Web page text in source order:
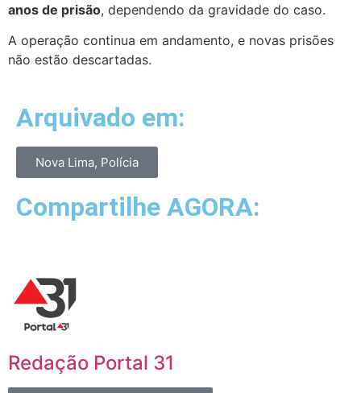
anos de prisão, dependendo da gravidade do caso.
A operação continua em andamento, e novas prisões
não estão descartadas.
Arquivado em:
Nova Lima, Polícia
Compartilhe AGORA:
Redação Portal 31